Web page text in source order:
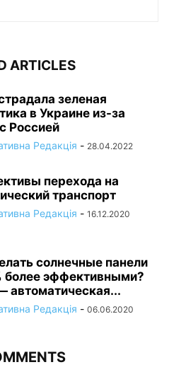
ARTICLES
зеленая
в Украине из-за
Россией
Редакція - 28.04.2022
перехода на
транспорт
Редакція - 16.12.2020
солнечные панели
более эффективными?
автоматическая...
Редакція - 06.06.2020